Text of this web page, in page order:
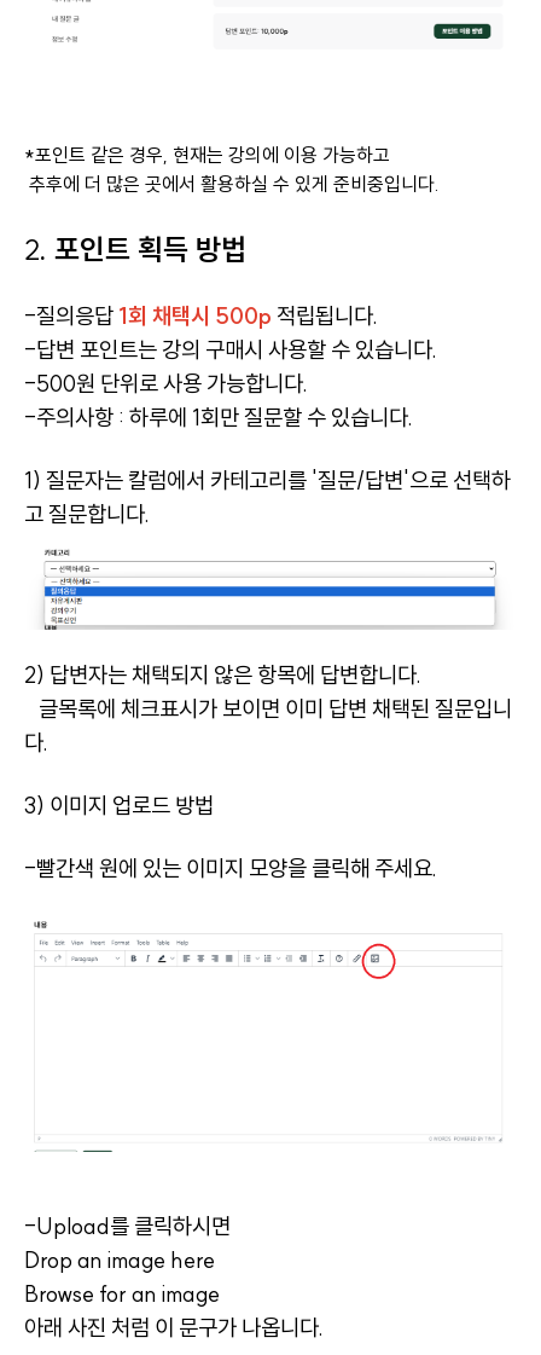
*포인트 같은 경우, 현재는 강의에 이용 가능하고
추후에 더 많은 곳에서 활용하실 수 있게 준비중입니다.
2. 포인트 획득 방법
-질의응답 1회 채택시 500p 적립됩니다.
-답변 포인트는 강의 구매시 사용할 수 있습니다.
-500원 단위로 사용 가능합니다.
-주의사항 : 하루에 1회만 질문할 수 있습니다.
1) 질문자는 칼럼에서 카테고리를 '질문/답변'으로 선택하
고 질문합니다.
2) 답변자는 채택되지 않은 항목에 답변합니다.
글목록에 체크표시가 보이면 이미 답변 채택된 질문입니
다.
3) 이미지 업로드 방법
-빨간색 원에 있는 이미지 모양을 클릭해 주세요.
-Upload를 클릭하시면
Drop an image here
Browse for an image
아래 사진 처럼 이 문구가 나옵니다.